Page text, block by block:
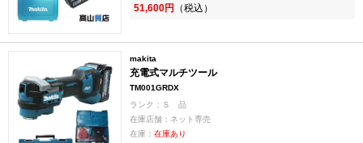
51,600円 （税込）
makita
充電式マルチツール
TM001GRDX
ランク：Ｓ 品
在庫店舗：ネット専売
在庫： 在庫あり